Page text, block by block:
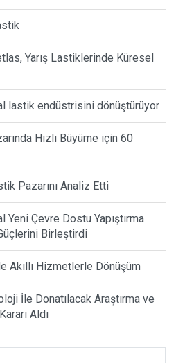
Yarış Lastiklerinde Küresel
lastik endüstrisini dönüştürüyor
Hızlı Büyüme için 60
Pazarını Analiz Etti
Yeni Çevre Dostu Yapıştırma
Birleştirdi
Akıllı Hizmetlerle Dönüşüm
İle Donatılacak Araştırma ve
Aldı